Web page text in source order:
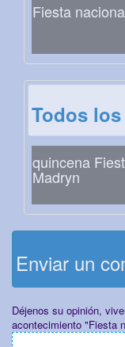
Fiesta
Todos
quincena
Madryn
Enviar un
Déjenos su opinión,
acontecimiento "Fiesta